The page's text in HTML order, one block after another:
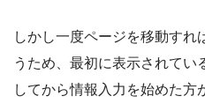
しかし一度ページを移動すれ
うため、最初に表示されて
してから情報入力を始めた方